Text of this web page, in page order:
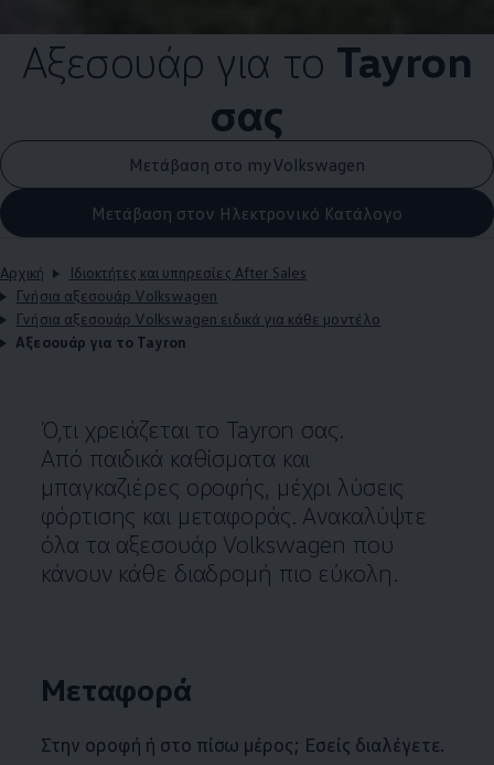
Αξεσουάρ για το Tayron
σας
Μετάβαση στο myVolkswagen
Μετάβαση στον Ηλεκτρονικό Κατάλογο
Αρχική
Ιδιοκτήτες και υπηρεσίες After Sales
Γνήσια αξεσουάρ Volkswagen
Γνήσια αξεσουάρ Volkswagen ειδικά για κάθε μοντέλο
Αξεσουάρ για το Tayron
Ό,τι χρειάζεται το Tayron σας.
Από παιδικά καθίσματα και
μπαγκαζιέρες οροφής, μέχρι λύσεις
φόρτισης και μεταφοράς. Ανακαλύψτε
όλα τα αξεσουάρ Volkswagen που
κάνουν κάθε διαδρομή πιο εύκολη.
Μεταφορά
Στην οροφή ή στο πίσω μέρος; Εσείς διαλέγετε.